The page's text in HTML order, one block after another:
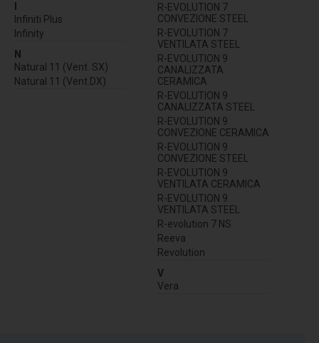
Infiniti Plus
Infinity
N
Natural 11 (Vent. SX)
Natural 11 (Vent.DX)
R-EVOLUTION 7
CONVEZIONE STEEL
R-EVOLUTION 7
VENTILATA STEEL
R-EVOLUTION 9
CANALIZZATA
CERAMICA
R-EVOLUTION 9
CANALIZZATA STEEL
R-EVOLUTION 9
CONVEZIONE CERAMICA
R-EVOLUTION 9
CONVEZIONE STEEL
R-EVOLUTION 9
VENTILATA CERAMICA
R-EVOLUTION 9
VENTILATA STEEL
R-evolution 7 NS
Reeva
Revolution
V
Vera